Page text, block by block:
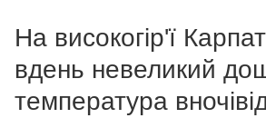
На високогір'ї
вдень невеликий
температура